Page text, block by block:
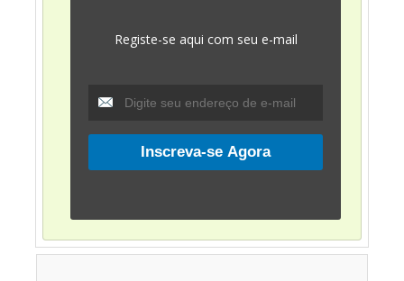
Registe-se aqui com seu e-mail